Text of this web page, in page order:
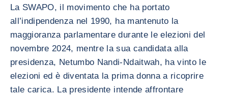
La SWAPO, il movimento che ha portato
all’indipendenza nel 1990, ha mantenuto la
maggioranza parlamentare durante le elezioni del
novembre 2024, mentre la sua candidata alla
presidenza, Netumbo Nandi-Ndaitwah, ha vinto le
elezioni ed è diventata la prima donna a ricoprire
tale carica. La presidente intende affrontare